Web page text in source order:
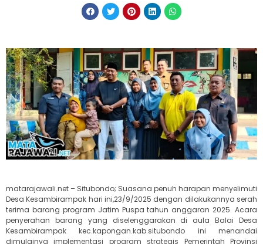
matarajawali.net – Situbondo; Suasana penuh harapan menyelimuti
Desa Kesambirampak hari ini,23/9/2025 dengan dilakukannya serah
terima barang program Jatim Puspa tahun anggaran 2025. Acara
penyerahan barang yang diselenggarakan di aula Balai Desa
Kesambirampak kec.kapongan.kab.situbondo ini menandai
dimulainya implementasi program strategis Pemerintah Provinsi